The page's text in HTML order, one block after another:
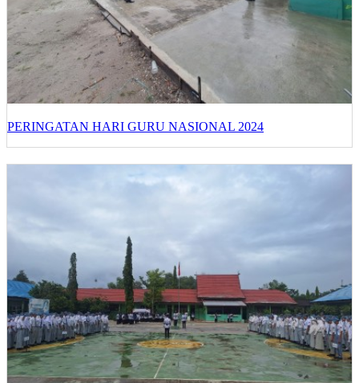
PERINGATAN HARI GURU NASIONAL 2024